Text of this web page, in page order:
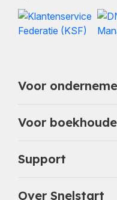
Voor
Voor
Support
Over Snelstart